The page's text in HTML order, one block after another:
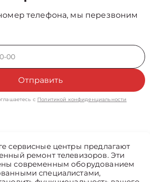
телефона, мы перезвоним
Отправить
с Политикой конфиденциальности
сервисные центры предлагают
ремонт телевизоров. Эти
современным оборудованием
специалистами,